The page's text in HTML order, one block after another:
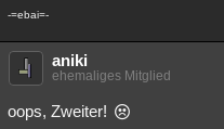
-=ebai=-
aniki
ehemaliges Mitglied
oops, Zweiter!